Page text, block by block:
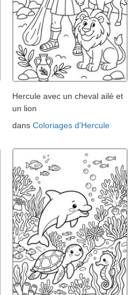
Hercule avec un cheval ailé et
un lion
dans Coloriages d'Hercule